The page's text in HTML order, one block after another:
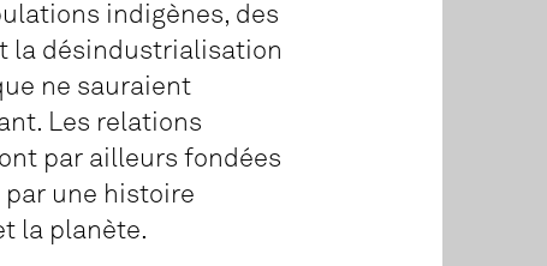
indigènes, des
la désindustrialisation
ne sauraient
Les relations
par ailleurs fondées
une histoire
la planète.